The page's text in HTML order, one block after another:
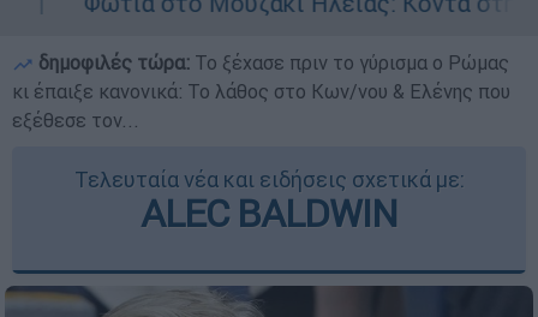
δημοφιλές τώρα: Το ξέχασε πριν το γύρισμα ο Ρώμας
κι έπαιξε κανονικά: Το λάθος στο Κων/νου & Ελένης που
εξέθεσε τον...
Τελευταία νέα και ειδήσεις σχετικά με:
ALEC BALDWIN